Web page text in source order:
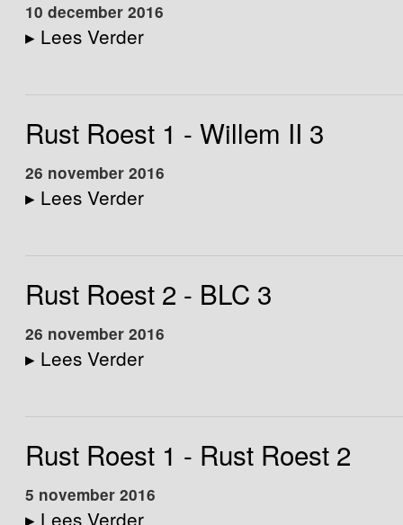
10 december 2016
▸ Lees Verder
Rust Roest 1 - Willem II 3
26 november 2016
▸ Lees Verder
Rust Roest 2 - BLC 3
26 november 2016
▸ Lees Verder
Rust Roest 1 - Rust Roest 2
5 november 2016
▸ Lees Verder